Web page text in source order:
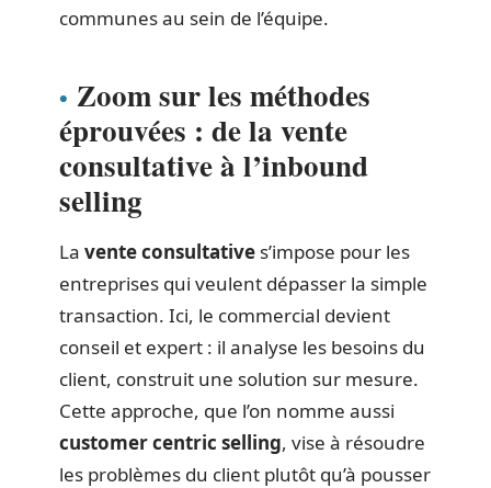
communes au sein de l’équipe.
Zoom sur les méthodes
éprouvées : de la vente
consultative à l’inbound
selling
La vente consultative s’impose pour les
entreprises qui veulent dépasser la simple
transaction. Ici, le commercial devient
conseil et expert : il analyse les besoins du
client, construit une solution sur mesure.
Cette approche, que l’on nomme aussi
customer centric selling, vise à résoudre
les problèmes du client plutôt qu’à pousser